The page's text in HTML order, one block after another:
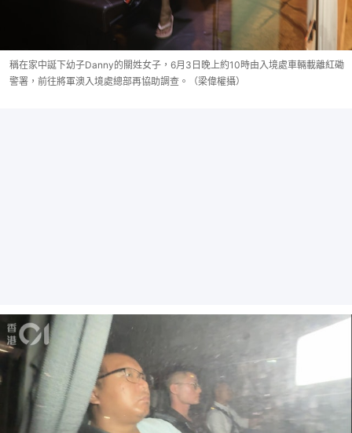
稱在家中誕下幼子Danny的關姓女子，6月3日晚上約10時由入境處車輛載離紅磡
警署，前往將軍澳入境處總部再協助調查。（梁偉權攝）